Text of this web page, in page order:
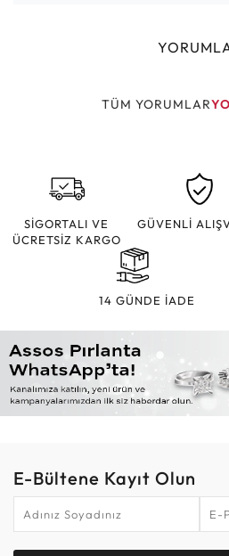
TÜM YORUMLAR
SİGORTALI VE
ÜCRETSİZ KARGO
GÜVENLİ
14 GÜNDE İADE
E-Bültene Kayıt Olun